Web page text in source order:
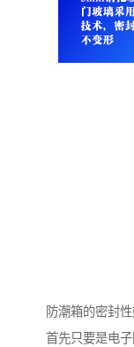
防潮箱的密封性
首先只要是电